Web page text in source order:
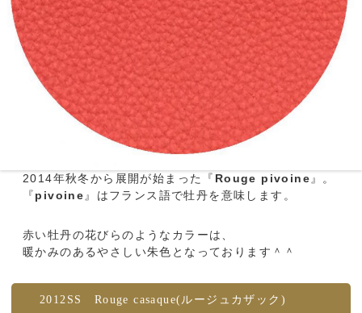
2014年秋冬から展開が始まった『 Rouge pivoine 』。
『pivoine 』はフランス語で牡丹を意味します。
赤い牡丹の花びらのようなカラーは、
暖かみのあるやさしい朱色となっております＾＾
2012SS Rouge casaque(ルージュカザック)